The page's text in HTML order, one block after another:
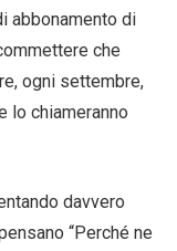
abbonamento di
che
ogni settembre,
lo chiameranno
davvero
“Perché ne